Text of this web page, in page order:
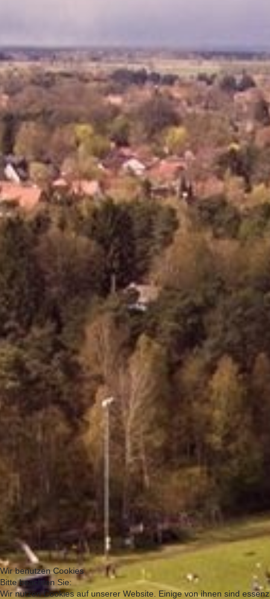
Wir benutzen Cookies
Bitte beachten Sie:
Wir nutzen Cookies auf unserer Website. Einige von ihnen sind